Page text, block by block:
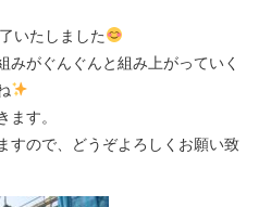
いたしました
みがぐんぐんと組み上がっていく
ます。
すので、 どうぞよろしくお願い致